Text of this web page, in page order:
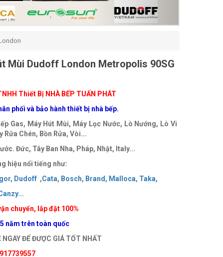
Mùi Dudoff London Metropolis 90SG
Thiết Bị NHÀ BẾP TUẤN PHÁT
phối và bảo hành thiết bị nhà bếp.
Gas, Máy Hút Mùi, Máy Lọc Nước, Lò Nướng, Lò Vi
Rửa Chén, Bồn Rửa, Vòi...
Đức, Tây Ban Nha, Pháp, Nhật, Italy...
hiệu nổi tiếng như:
, Dudoff ,Cata, Bosch, Brand, Malloca, Taka,
...
chuyển, lắp đặt 100%
5 năm trên toàn quốc
NGAY ĐỂ ĐƯỢC GIÁ TỐT NHẤT